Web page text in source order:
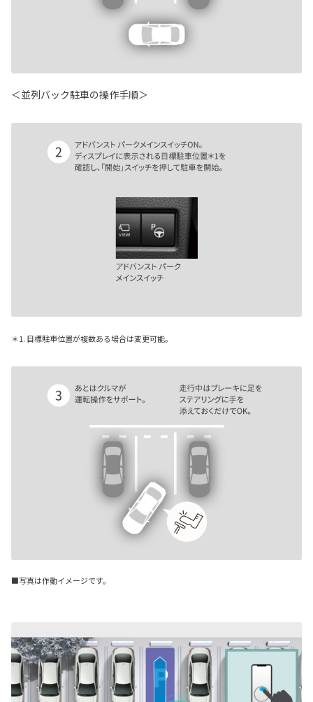
＜並列バック駐車の操作手順＞
＊1. 目標駐車位置が複数ある場合は変更可能。
■写真は作動イメージです。